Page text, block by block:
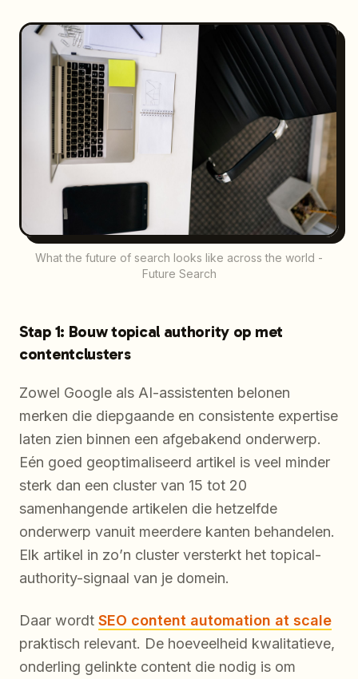
What the future of search looks like across the world -
Future Search
Stap 1: Bouw topical authority op met
contentclusters
Zowel Google als AI-assistenten belonen
merken die diepgaande en consistente expertise
laten zien binnen een afgebakend onderwerp.
Eén goed geoptimaliseerd artikel is veel minder
sterk dan een cluster van 15 tot 20
samenhangende artikelen die hetzelfde
onderwerp vanuit meerdere kanten behandelen.
Elk artikel in zo’n cluster versterkt het topical-
authority-signaal van je domein.
Daar wordt SEO content automation at scale
praktisch relevant. De hoeveelheid kwalitatieve,
onderling gelinkte content die nodig is om